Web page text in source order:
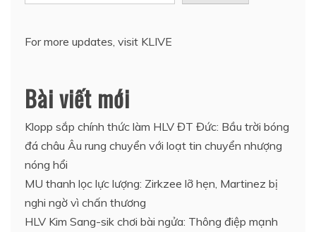
For more updates, visit KLIVE
Bài viết mới
Klopp sắp chính thức làm HLV ĐT Đức: Bầu trời bóng
đá châu Âu rung chuyển với loạt tin chuyển nhượng
nóng hổi
MU thanh lọc lực lượng: Zirkzee lỡ hẹn, Martinez bị
nghi ngờ vì chấn thương
HLV Kim Sang-sik chơi bài ngửa: Thông điệp mạnh